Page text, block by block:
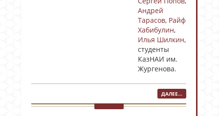
Андрей
Тарасов, Райф
Хабибулин,
Илья Шилкин,
студенты
КазНАИ им.
Жургенова.
ДАЛЕЕ...